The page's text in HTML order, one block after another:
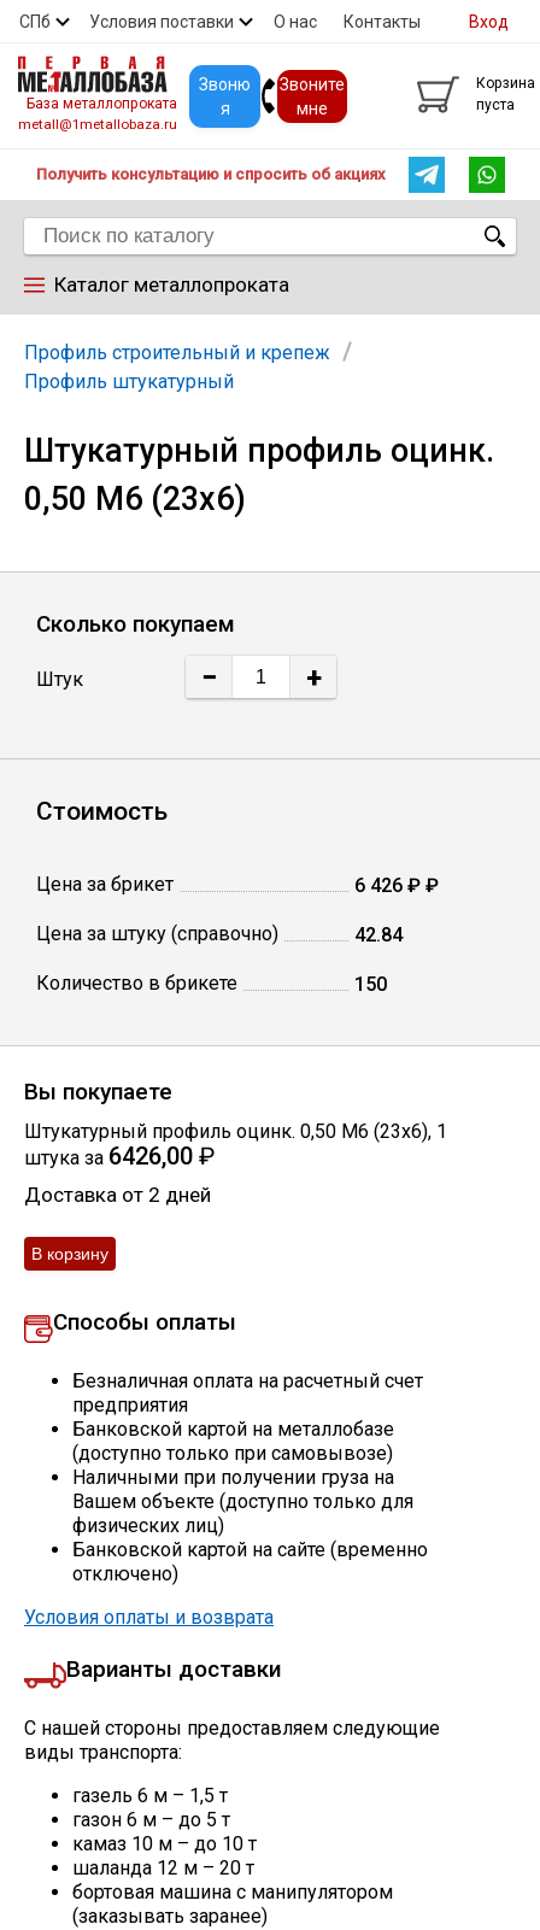
СПб Условия поставки О нас Контакты
Скидки Прайс Покупателям
Вход
База металлопроката
metall@1metallobaza.ru
Звоню
я
Звоните
мне
Корзина
пуста
Получить консультацию и спросить об акциях
Каталог металлопроката
Арматура
Труба
Уголок
Полоса
Катанка
Профлист
Винтовые сваи
Сетка кладочная
Круги абразивные
Электроды
Проволока
Остальное
Нержавейка
Алюминиевый прокат
Профиль строительный и крепеж
Профиль штукатурный
Штукатурный профиль оцинк.
0,50 М6 (23х6)
Сколько покупаем
Штук − +
Стоимость
Цена за брикет 6 426 ₽ ₽
Цена за штуку (справочно) 42.84
Количество в брикете 150
Вы покупаете
Штукатурный профиль оцинк. 0,50 М6 (23х6), 1
штука за 6426,00 ₽
Доставка от 2 дней
Способы оплаты
Безналичная оплата на расчетный счет
предприятия
Банковской картой на металлобазе
(доступно только при самовывозе)
Наличными при получении груза на
Вашем объекте (доступно только для
физических лиц)
Банковской картой на сайте (временно
отключено)
Условия оплаты и возврата
Варианты доставки
С нашей стороны предоставляем следующие
виды транспорта:
газель 6 м – 1,5 т
газон 6 м – до 5 т
камаз 10 м – до 10 т
шаланда 12 м – 20 т
бортовая машина с манипулятором
(заказывать заранее)